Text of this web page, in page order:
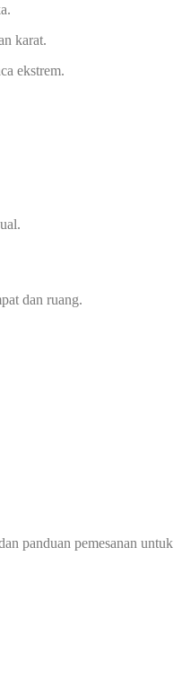
karat.
ekstrem.
dan ruang.
panduan pemesanan untuk